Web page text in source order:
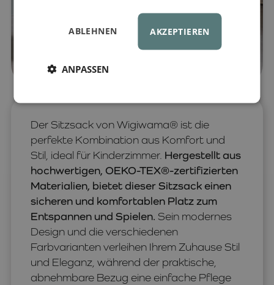
Der Sitzsack von Wigiwama® ist die
perfekte Kombination aus Komfort und
Stil, ideal für Kinderzimmer. Hergestellt aus
hochwertigen, OEKO-TEX®-zertifizierten
Materialien, bietet dieser Sitzsack einen
sicheren und komfortablen Platz zum
Entspannen und Spielen. Sein modernes
Design und die verschiedenen
Farbvarianten verleihen Ihrem Zuhause Stil
und Eleganz, während der praktische,
abnehmbare Bezug eine einfache Pflege
AKZEPTIEREN
ABLEHNEN
ANPASSEN